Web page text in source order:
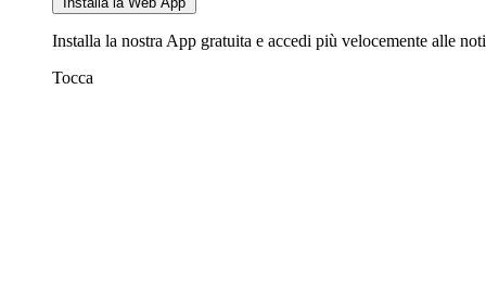
Installa la nostra App gratuita e accedi più velocemente alle
Tocca